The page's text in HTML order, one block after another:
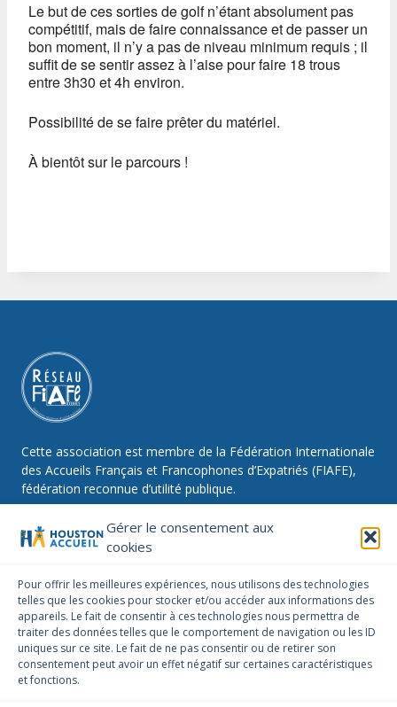
Gérer le consentement aux
cookies
Pour offrir les meilleures expériences, nous utilisons des technologies
telles que les cookies pour stocker et/ou accéder aux informations des
appareils. Le fait de consentir à ces technologies nous permettra de
traiter des données telles que le comportement de navigation ou les ID
uniques sur ce site. Le fait de ne pas consentir ou de retirer son
consentement peut avoir un effet négatif sur certaines caractéristiques
et fonctions.
Le but de ces sorties de golf n’étant absolument pas
compétitif, mais de faire connaissance et de passer un
bon moment, il n’y a pas de niveau minimum requis ; il
suffit de se sentir assez à l’aise pour faire 18 trous
entre 3h30 et 4h environ.
Possibilité de se faire prêter du matériel.
À bientôt sur le parcours !
Cette association est membre de la Fédération Internationale
des Accueils Français et Francophones d’Expatriés (FIAFE),
fédération reconnue d’utilité publique.
NOUS SUIVRE
Facebook Instagram Linkedin
NOUS CONTACTER
infos@houstonaccueil.org